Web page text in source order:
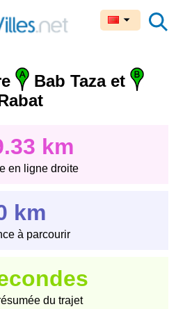
Bab Taza et
km
en ligne droite
km
à parcourir
du trajet